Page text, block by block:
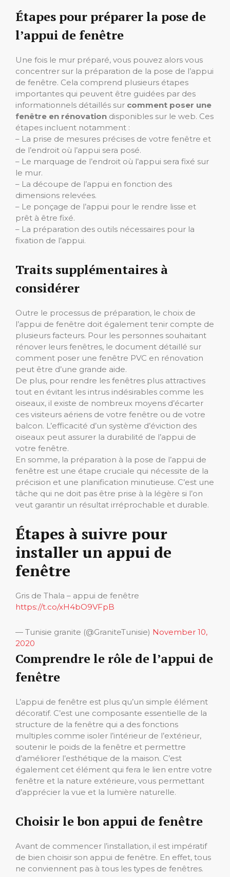
Étapes pour préparer la pose de
l’appui de fenêtre
Une fois le mur préparé, vous pouvez alors vous
concentrer sur la préparation de la pose de l’appui
de fenêtre. Cela comprend plusieurs étapes
importantes qui peuvent être guidées par des
informationnels détaillés sur comment poser une
fenêtre en rénovation disponibles sur le web. Ces
étapes incluent notamment :
– La prise de mesures précises de votre fenêtre et
de l’endroit où l’appui sera posé.
– Le marquage de l’endroit où l’appui sera fixé sur
le mur.
– La découpe de l’appui en fonction des
dimensions relevées.
– Le ponçage de l’appui pour le rendre lisse et
prêt à être fixé.
– La préparation des outils nécessaires pour la
fixation de l’appui.
Traits supplémentaires à
considérer
Outre le processus de préparation, le choix de
l’appui de fenêtre doit également tenir compte de
plusieurs facteurs. Pour les personnes souhaitant
rénover leurs fenêtres, le document détaillé sur
comment poser une fenêtre PVC en rénovation
peut être d’une grande aide.
De plus, pour rendre les fenêtres plus attractives
tout en évitant les intrus indésirables comme les
oiseaux, il existe de nombreux moyens d’écarter
ces visiteurs aériens de votre fenêtre ou de votre
balcon. L’efficacité d’un système d’éviction des
oiseaux peut assurer la durabilité de l’appui de
votre fenêtre.
En somme, la préparation à la pose de l’appui de
fenêtre est une étape cruciale qui nécessite de la
précision et une planification minutieuse. C’est une
tâche qui ne doit pas être prise à la légère si l’on
veut garantir un résultat irréprochable et durable.
Étapes à suivre pour
installer un appui de
fenêtre
Gris de Thala – appui de fenêtre
https://t.co/xH4bO9VFpB
— Tunisie granite (@GraniteTunisie) November 10,
2020
Comprendre le rôle de l’appui de
fenêtre
L’appui de fenêtre est plus qu’un simple élément
décoratif. C’est une composante essentielle de la
structure de la fenêtre qui a des fonctions
multiples comme isoler l’intérieur de l’extérieur,
soutenir le poids de la fenêtre et permettre
d’améliorer l’esthétique de la maison. C’est
également cet élément qui fera le lien entre votre
fenêtre et la nature extérieure, vous permettant
d’apprécier la vue et la lumière naturelle.
Choisir le bon appui de fenêtre
Avant de commencer l’installation, il est impératif
de bien choisir son appui de fenêtre. En effet, tous
ne conviennent pas à tous les types de fenêtres.